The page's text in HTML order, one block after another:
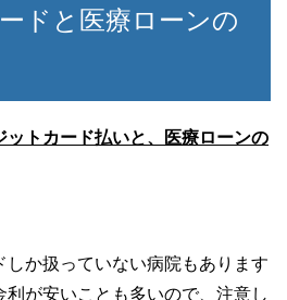
ドと医療ローンの
ットカード払いと、医療ローンの
か扱っていない病院もあります
が安いことも多いので、注意し